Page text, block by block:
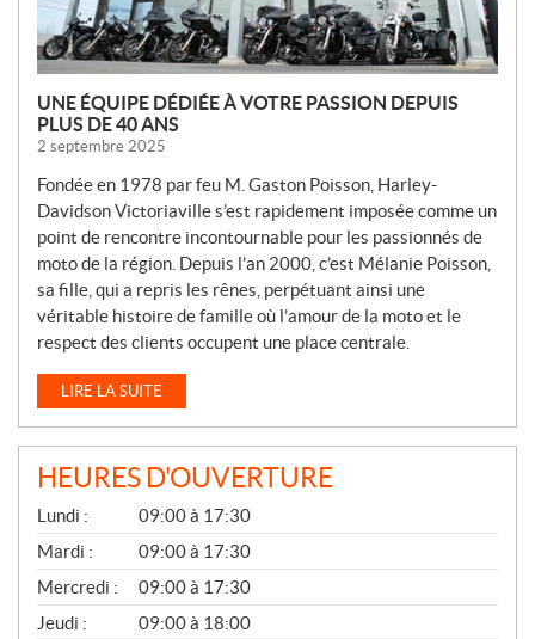
UNE ÉQUIPE DÉDIÉE À VOTRE PASSION DEPUIS
PLUS DE 40 ANS
2 septembre 2025
Fondée en 1978 par feu M. Gaston Poisson, Harley-
Davidson Victoriaville s’est rapidement imposée comme un
point de rencontre incontournable pour les passionnés de
moto de la région. Depuis l’an 2000, c’est Mélanie Poisson,
sa fille, qui a repris les rênes, perpétuant ainsi une
véritable histoire de famille où l’amour de la moto et le
respect des clients occupent une place centrale.
LIRE LA SUITE
HEURES D'OUVERTURE
G
É
N
É
R
A
L
Lundi :
09:00 à 17:30
Mardi :
09:00 à 17:30
Mercredi :
09:00 à 17:30
Jeudi :
09:00 à 18:00